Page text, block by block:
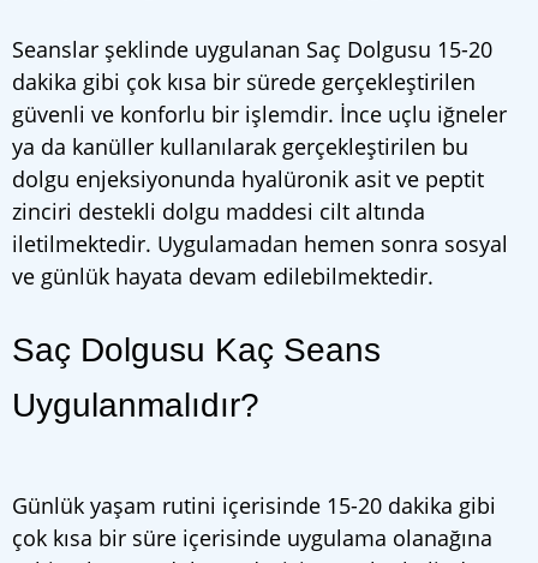
Seanslar şeklinde uygulanan Saç Dolgusu 15-20
dakika gibi çok kısa bir sürede gerçekleştirilen
güvenli ve konforlu bir işlemdir. İnce uçlu iğneler
ya da kanüller kullanılarak gerçekleştirilen bu
dolgu enjeksiyonunda hyalüronik asit ve peptit
zinciri destekli dolgu maddesi cilt altında
iletilmektedir. Uygulamadan hemen sonra sosyal
ve günlük hayata devam edilebilmektedir.
Saç Dolgusu Kaç Seans
Uygulanmalıdır?
Günlük yaşam rutini içerisinde 15-20 dakika gibi
çok kısa bir süre içerisinde uygulama olanağına